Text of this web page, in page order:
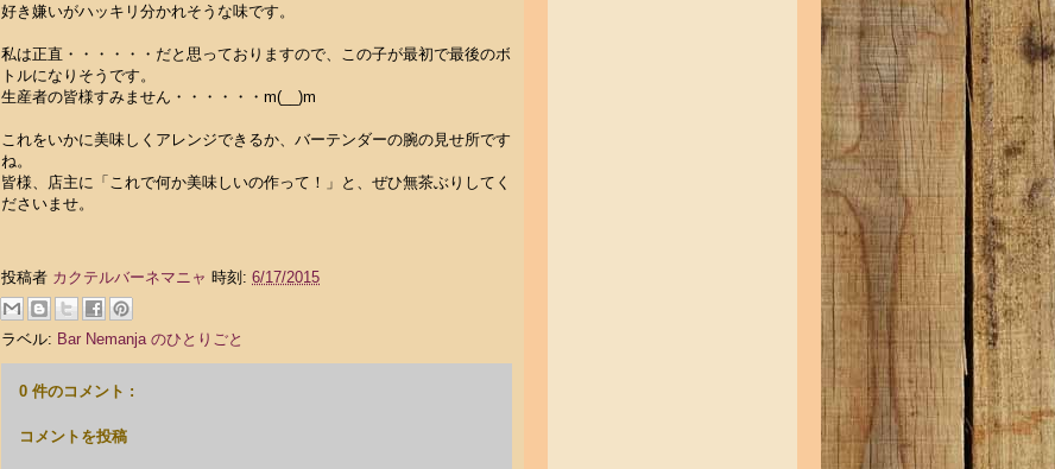
好き嫌いがハッキリ分かれそうな味です。
私は正直・・・・・・だと思っておりますので、この子が最初で最後のボ
トルになりそうです。
生産者の皆様すみません・・・・・・m(__)m
これをいかに美味しくアレンジできるか、バーテンダーの腕の見せ所です
ね。
皆様、店主に「これで何か美味しいの作って！」と、ぜひ無茶ぶりしてく
ださいませ。
投稿者 カクテルバーネマニャ 時刻: 6/17/2015
ラベル: Bar Nemanja のひとりごと
0 件のコメント :
コメントを投稿